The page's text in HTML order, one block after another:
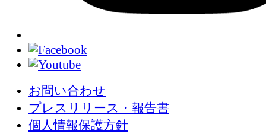
お問い合わせ
プレスリリース・報告書
個人情報保護方針